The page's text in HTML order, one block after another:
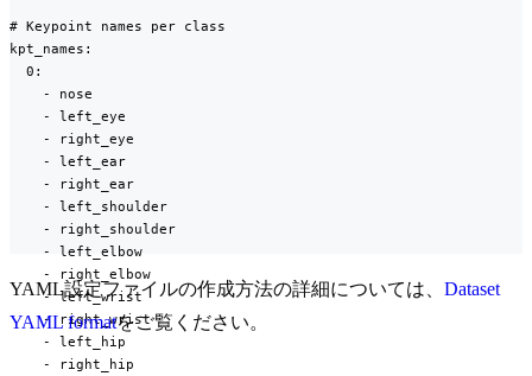
# Keypoint names per class
kpt_names:
  0:
    - nose
    - left_eye
    - right_eye
    - left_ear
    - right_ear
    - left_shoulder
    - right_shoulder
    - left_elbow
    - right_elbow
    - left_wrist
    - right_wrist
    - left_hip
    - right_hip
YAML設定ファイルの作成方法の詳細については、 Dataset
YAML formatをご覧ください。